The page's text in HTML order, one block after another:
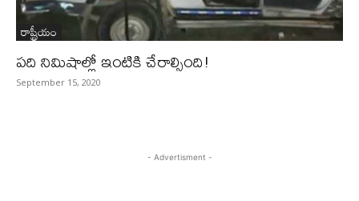
రాష్ట్రీయం
పది నిమిషాల్లో ఇంటికి చేరాల్సింది!
September 15, 2020
- Advertisment -